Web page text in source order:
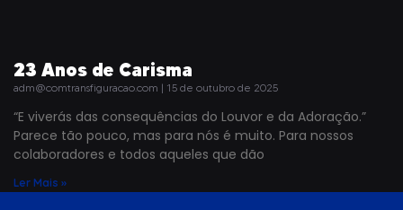
23 Anos de Carisma
adm@comtransfiguracao.com 15 de outubro de 2025
“E viverás das consequências do Louvor e da Adoração.”
Parece tão pouco, mas para nós é muito. Para nossos
colaboradores e todos aqueles que dão
Ler Mais »